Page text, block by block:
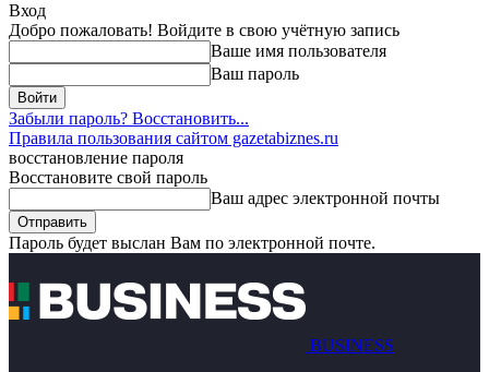
Вход
Добро пожаловать! Войдите в свою учётную запись
Ваше имя пользователя
Ваш пароль
Забыли пароль? Восстановить...
Правила пользования сайтом gazetabiznes.ru
восстановление пароля
Восстановите свой пароль
Ваш адрес электронной почты
Пароль будет выслан Вам по электронной почте.
BUSINESS